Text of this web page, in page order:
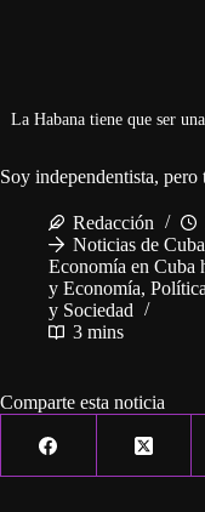
La Habana tiene que ser
Soy independentista,
Redacción
Noticias de Cuba
Economía en Cuba
y Economía,
y Sociedad
3 mins
Comparte esta noticia